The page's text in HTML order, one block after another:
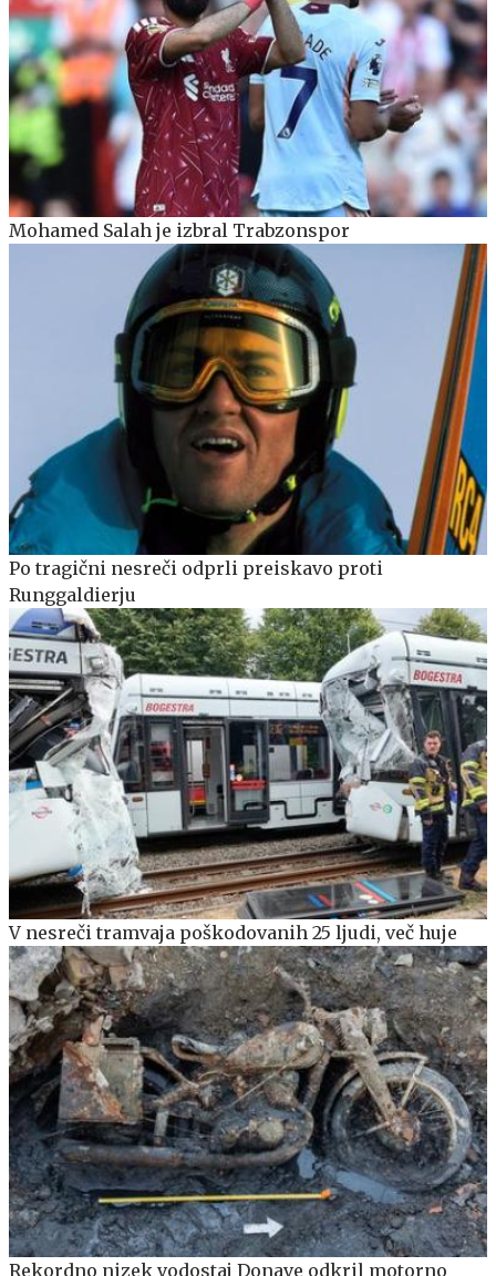
Mohamed Salah je izbral Trabzonspor
Po tragični nesreči odprli preiskavo proti
Runggaldierju
V nesreči tramvaja poškodovanih 25 ljudi, več huje
Rekordno nizek vodostaj Donave odkril motorno